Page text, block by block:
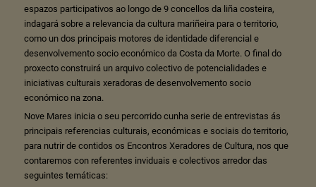
espazos participativos ao longo de 9 concellos da liña costeira,
indagará sobre a relevancia da cultura mariñeira para o territorio,
como un dos principais motores de identidade diferencial e
desenvolvemento socio económico da Costa da Morte. O final do
proxecto construirá un arquivo colectivo de potencialidades e
iniciativas culturais xeradoras de desenvolvemento socio
económico na zona.
Nove Mares inicia o seu percorrido cunha serie de entrevistas ás
principais referencias culturais, económicas e sociais do territorio,
para nutrir de contidos os Encontros Xeradores de Cultura, nos que
contaremos con referentes inviduais e colectivos arredor das
seguintes temáticas: